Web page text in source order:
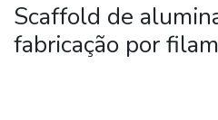
Scaffold de
fabricação por